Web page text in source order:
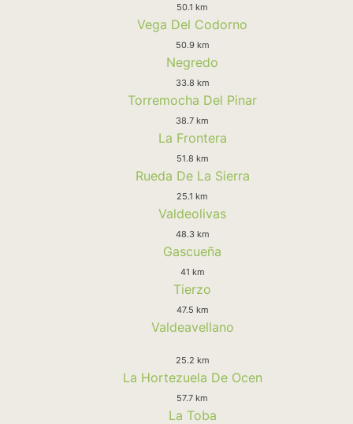
50.1 km
Vega Del Codorno
50.9 km
Negredo
33.8 km
Torremocha Del Pinar
38.7 km
La Frontera
51.8 km
Rueda De La Sierra
25.1 km
Valdeolivas
48.3 km
Gascueña
41 km
Tierzo
47.5 km
Valdeavellano
25.2 km
La Hortezuela De Ocen
57.7 km
La Toba